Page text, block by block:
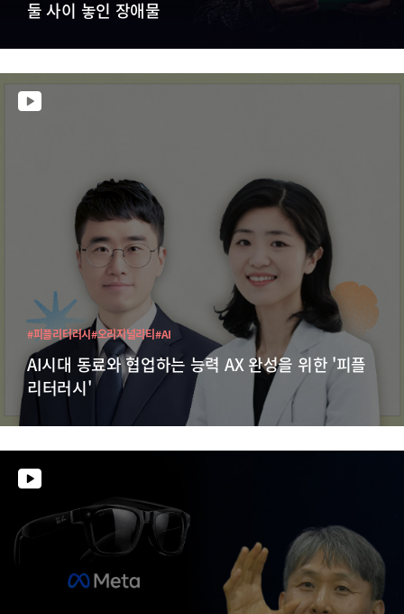
둘 사이 놓인 장애물
AI시대 동료와 협업하는 능력 AX 완성을 위한 '피플
리터러시'
#피플리터러시#오리지널리티#AI